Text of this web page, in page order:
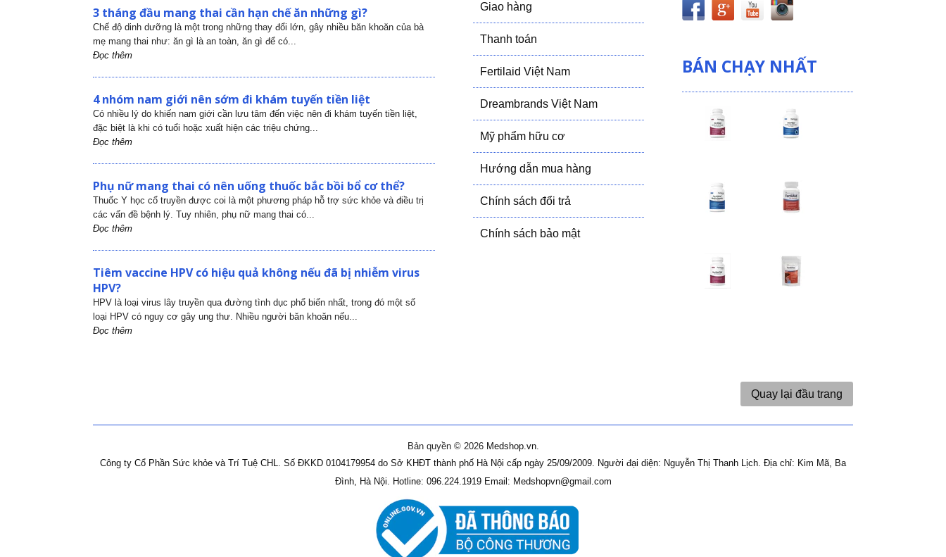
3 tháng đầu mang thai cần hạn chế ăn những gì?
Chế độ dinh dưỡng là một trong những thay đổi lớn, gây nhiều băn khoăn của bà
mẹ mang thai như: ăn gì là an toàn, ăn gì để có...
Đọc thêm
4 nhóm nam giới nên sớm đi khám tuyến tiền liệt
Có nhiều lý do khiến nam giới cần lưu tâm đến việc nên đi khám tuyến tiền liệt,
đặc biệt là khi có tuổi hoặc xuất hiện các triệu chứng...
Đọc thêm
Phụ nữ mang thai có nên uống thuốc bắc bồi bổ cơ thể?
Thuốc Y học cổ truyền được coi là một phương pháp hỗ trợ sức khỏe và điều trị
các vấn đề bệnh lý. Tuy nhiên, phụ nữ mang thai có...
Đọc thêm
Tiêm vaccine HPV có hiệu quả không nếu đã bị nhiễm virus
HPV?
HPV là loại virus lây truyền qua đường tình dục phổ biến nhất, trong đó một số
loại HPV có nguy cơ gây ung thư. Nhiều người băn khoăn nếu...
Đọc thêm
Giao hàng
Thanh toán
Fertilaid Việt Nam
Dreambrands Việt Nam
Mỹ phẩm hữu cơ
Hướng dẫn mua hàng
Chính sách đổi trả
Chính sách bảo mật
BÁN CHẠY NHẤT
Quay lại đầu trang
Bản quyền © 2026 Medshop.vn.
Công ty Cổ Phần Sức khỏe và Trí Tuệ CHL. Số ĐKKD 0104179954 do Sở KHĐT thành phố Hà Nội cấp ngày 25/09/2009. Người đại diện: Nguyễn Thị Thanh Lịch. Địa chỉ: Kim Mã, Ba
Đình, Hà Nội.
Hotline: 096.224.1919 Email: Medshopvn@gmail.com